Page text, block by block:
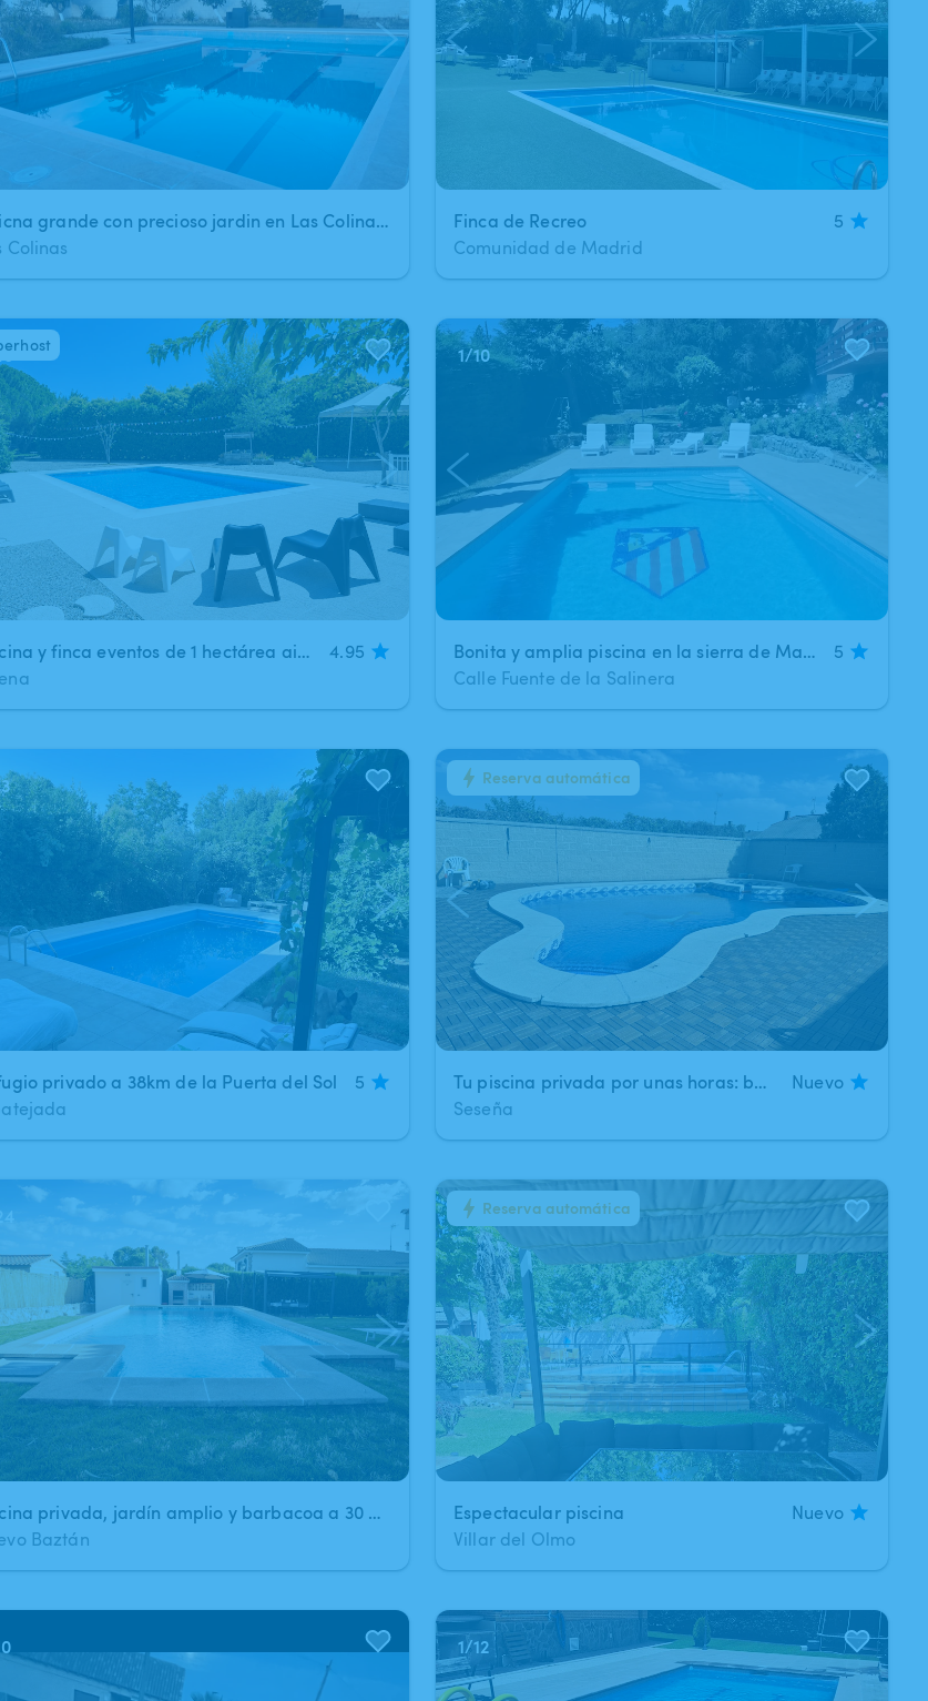
Pisicna grande con precioso jardin en Las Colinas, Madrid
Colinas
Finca de Recreo
5
Comunidad de Madrid
Piscina y finca eventos de 1 hectárea aislada, a 15 min de Leganés, Móstoles y Fuenlabrada
4.95
1/10
Bonita y amplia piscina en la sierra de Madrid
5
Calle Fuente de la Salinera
privado a 38km de la Puerta del Sol
5
1/4
Tu piscina privada por unas horas: baño, barbacoa y celebración en Seseña
Nuevo
Seseña
Reserva automática
Piscina privada, jardín amplio y barbacoa a 30 min de Madrid
Baztán
1/8
Espectacular piscina
Nuevo
Villar del Olmo
Reserva automática
1/12